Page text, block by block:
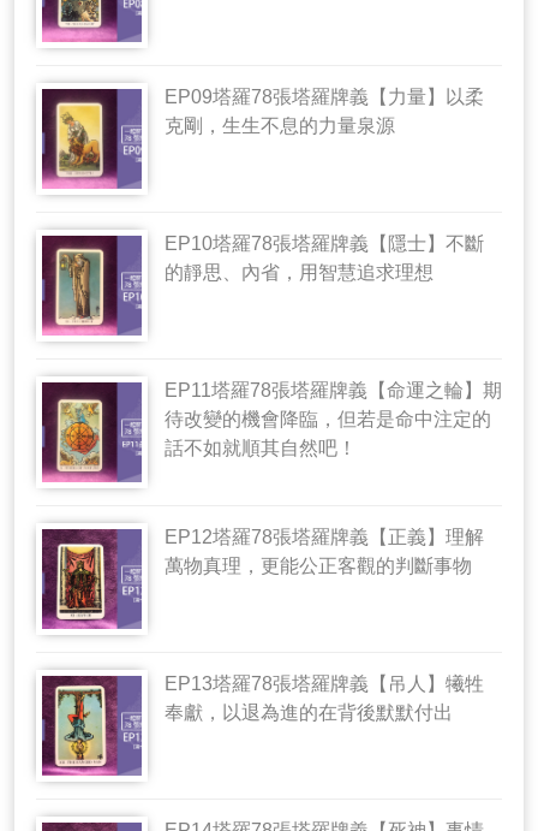
EP09塔羅78張塔羅牌義【力量】以柔
克剛，生生不息的力量泉源
EP10塔羅78張塔羅牌義【隱士】不斷
的靜思、內省，用智慧追求理想
EP11塔羅78張塔羅牌義【命運之輪】期
待改變的機會降臨，但若是命中注定的
話不如就順其自然吧！
EP12塔羅78張塔羅牌義【正義】理解
萬物真理，更能公正客觀的判斷事物
EP13塔羅78張塔羅牌義【吊人】犧牲
奉獻，以退為進的在背後默默付出